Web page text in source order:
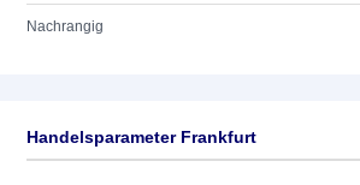
Nachrangig
Handelsparameter Frankfurt